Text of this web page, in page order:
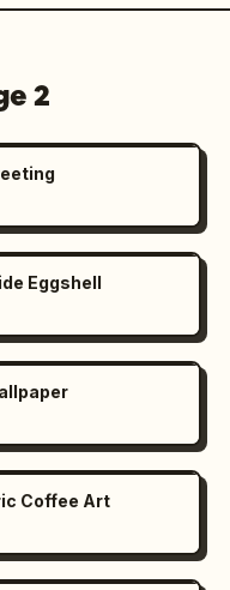
2
Eggshell
Coffee Art